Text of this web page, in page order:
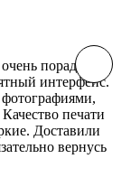
порадовал!
интерфейс.
печати
Доставили
вернусь